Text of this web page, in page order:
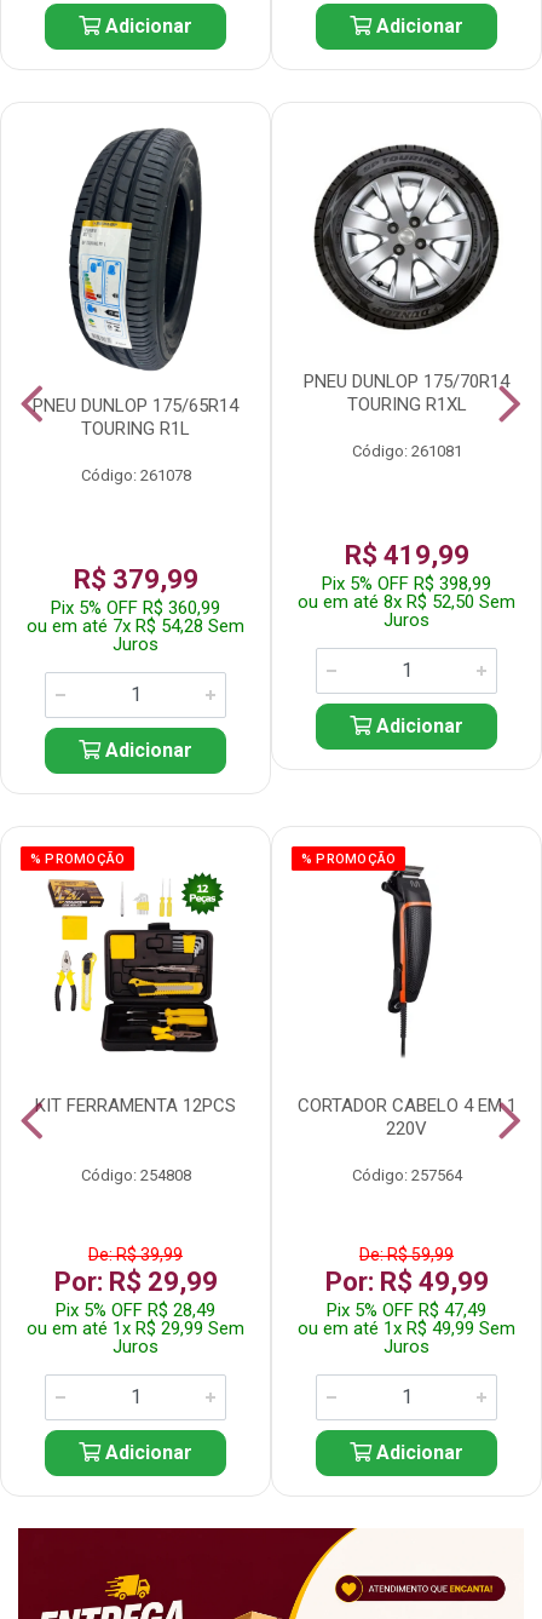
Adicionar Adicionar
PNEU DUNLOP 175/65R14
TOURING R1L
Código: 261078
R$ 379,99
Pix 5% OFF R$ 360,99
ou em até 7x R$ 54,28 Sem
Juros
Adicionar
PNEU DUNLOP 175/70R14
TOURING R1XL
Código: 261081
R$ 419,99
Pix 5% OFF R$ 398,99
ou em até 8x R$ 52,50 Sem
Juros
Adicionar
% PROMOÇÃO
KIT FERRAMENTA 12PCS
Código: 254808
De: R$ 39,99
Por: R$ 29,99
Pix 5% OFF R$ 28,49
ou em até 1x R$ 29,99 Sem
Juros
Adicionar
% PROMOÇÃO
CORTADOR CABELO 4 EM 1
220V
Código: 257564
De: R$ 59,99
Por: R$ 49,99
Pix 5% OFF R$ 47,49
ou em até 1x R$ 49,99 Sem
Juros
Adicionar